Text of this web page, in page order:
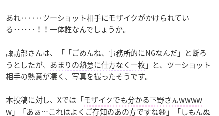
あれ‥‥‥ツーショット相手にモザイクがかけられてい
る‥‥‥！！一体誰なんでしょうか。
諏訪部さんは、「「ごめんね、事務所的にNGなんだ」と断ろ
うとしたが、 あまりの熱意に仕方なく一枚」と、ツーショット
相手の熱意が凄く、写真を撮ったそうです。
本投稿に対し、Xでは「モザイクでも分かる下野さんwwww
w」「あぁ…これはよくご存知のあの方ですね😆 」「しもんぬ